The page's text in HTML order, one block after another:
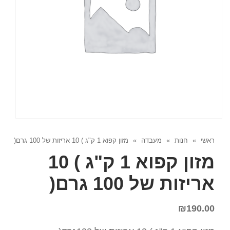
ראשי » חנות » מעבדה » מזון קפוא 1 ק"ג ) 10 אריזות של 100 גרם(
מזון קפוא 1 ק"ג ) 10
אריזות של 100 גרם(
₪190.00